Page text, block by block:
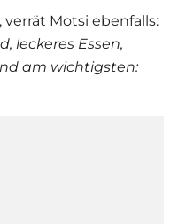
Motsi ebenfalls:
leckeres Essen,
am wichtigsten: